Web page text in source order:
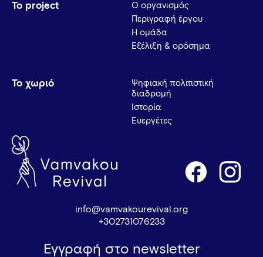
Το project
Ο οργανισμός
Περιγραφή έργου
Η ομάδα
Εξέλιξη & ορόσημα
Το χωριό
Ψηφιακή πολιτιστική
διαδρομή
Ιστορία
Ευεργέτες
info@vamvakourevival.org
+302731076233
Εγγραφή στο newsletter